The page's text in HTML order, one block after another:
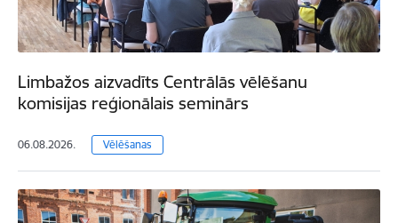
Limbažos aizvadīts Centrālās vēlēšanu
komisijas reģionālais seminārs
06.08.2026. Vēlēšanas